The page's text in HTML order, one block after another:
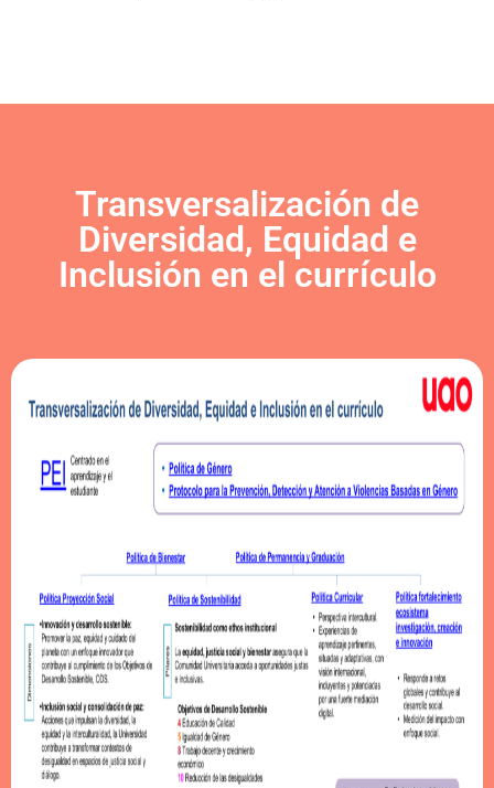
Transversalización de
Diversidad, Equidad e
Inclusión en el currículo